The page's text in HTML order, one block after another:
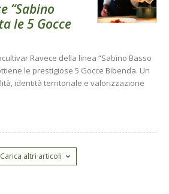
“Sabino
le 5 Gocce
Ravece della linea “Sabino Basso
le prestigiose 5 Gocce Bibenda. Un
identità territoriale e valorizzazione
Carica altri articoli